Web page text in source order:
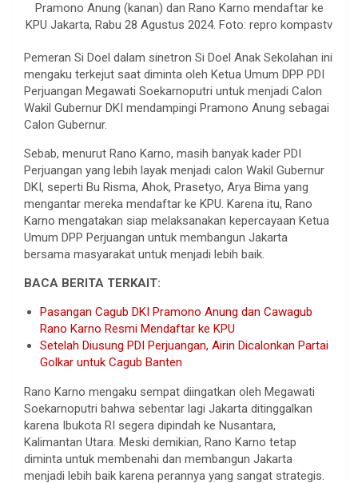
Pramono Anung (kanan) dan Rano Karno mendaftar ke
KPU Jakarta, Rabu 28 Agustus 2024. Foto: repro kompastv
Pemeran Si Doel dalam sinetron Si Doel Anak Sekolahan ini
mengaku terkejut saat diminta oleh Ketua Umum DPP PDI
Perjuangan Megawati Soekarnoputri untuk menjadi Calon
Wakil Gubernur DKI mendampingi Pramono Anung sebagai
Calon Gubernur.
Sebab, menurut Rano Karno, masih banyak kader PDI
Perjuangan yang lebih layak menjadi calon Wakil Gubernur
DKI, seperti Bu Risma, Ahok, Prasetyo, Arya Bima yang
mengantar mereka mendaftar ke KPU. Karena itu, Rano
Karno mengatakan siap melaksanakan kepercayaan Ketua
Umum DPP Perjuangan untuk membangun Jakarta
bersama masyarakat untuk menjadi lebih baik.
BACA BERITA TERKAIT:
Pasangan Cagub DKI Pramono Anung dan Cawagub
Rano Karno Resmi Mendaftar ke KPU
Setelah Diusung PDI Perjuangan, Airin Dicalonkan Partai
Golkar untuk Cagub Banten
Rano Karno mengaku sempat diingatkan oleh Megawati
Soekarnoputri bahwa sebentar lagi Jakarta ditinggalkan
karena Ibukota RI segera dipindah ke Nusantara,
Kalimantan Utara. Meski demikian, Rano Karno tetap
diminta untuk membenahi dan membangun Jakarta
menjadi lebih baik karena perannya yang sangat strategis.